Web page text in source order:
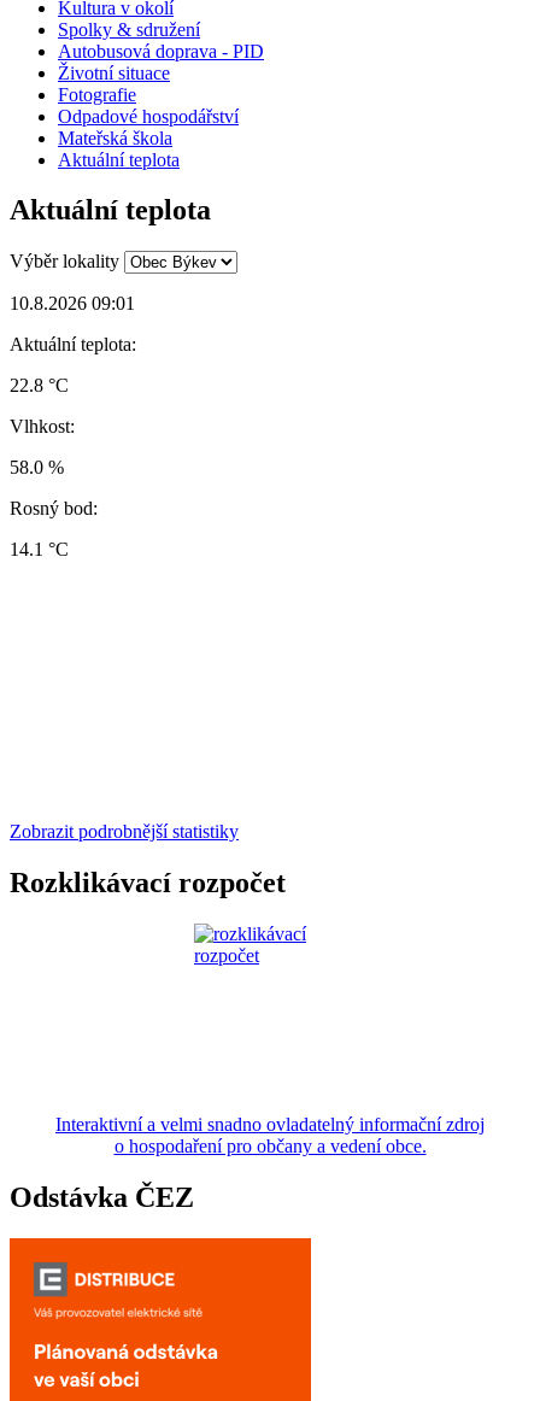
Kultura v okolí
Spolky & sdružení
Autobusová doprava - PID
Životní situace
Fotografie
Odpadové hospodářství
Mateřská škola
Aktuální teplota
Aktuální teplota
Výběr lokality
10.8.2026 09:01
Aktuální teplota:
22.8 °C
Vlhkost:
58.0 %
Rosný bod:
14.1 °C
Zobrazit podrobnější statistiky
Rozklikávací rozpočet
Interaktivní a velmi snadno ovladatelný informační zdroj
o hospodaření pro občany a vedení obce.
Odstávka ČEZ